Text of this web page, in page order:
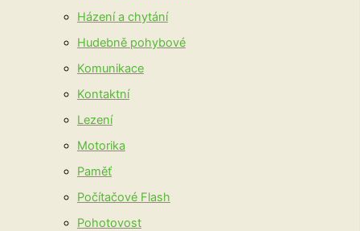
Házení a chytání
Hudebně pohybové
Komunikace
Kontaktní
Lezení
Motorika
Paměť
Počítačové Flash
Pohotovost